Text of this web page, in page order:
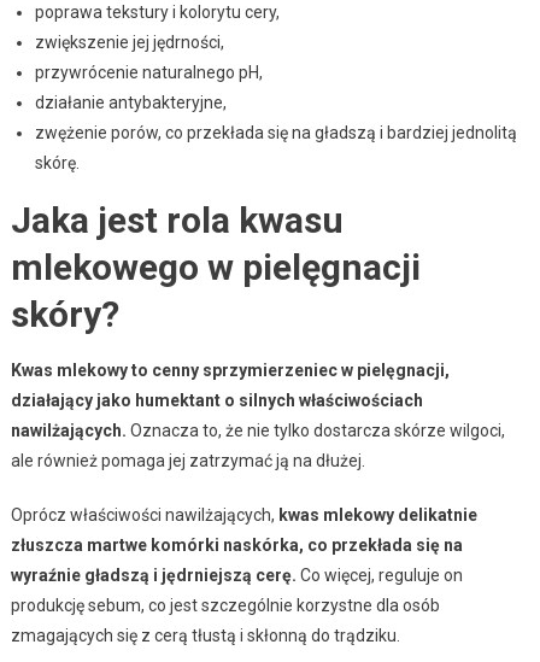
poprawa tekstury i kolorytu cery,
zwiększenie jej jędrności,
przywrócenie naturalnego pH,
działanie antybakteryjne,
zwężenie porów, co przekłada się na gładszą i bardziej jednolitą
skórę.
Jaka jest rola kwasu
mlekowego w pielęgnacji
skóry?
Kwas mlekowy to cenny sprzymierzeniec w pielęgnacji,
działający jako humektant o silnych właściwościach
nawilżających. Oznacza to, że nie tylko dostarcza skórze wilgoci,
ale również pomaga jej zatrzymać ją na dłużej.
Oprócz właściwości nawilżających, kwas mlekowy delikatnie
złuszcza martwe komórki naskórka, co przekłada się na
wyraźnie gładszą i jędrniejszą cerę. Co więcej, reguluje on
produkcję sebum, co jest szczególnie korzystne dla osób
zmagających się z cerą tłustą i skłonną do trądziku.